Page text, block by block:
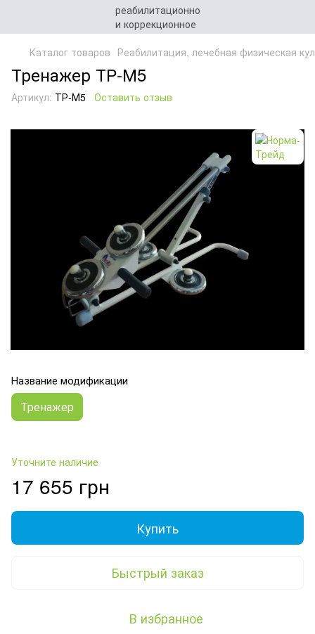
Каталог товаров Реабилитация, лечебная физическая
Тренажер ТР-М5
Артикул: ТР-М5 Оставить отзыв
Название модификации
Тренажер
Уточните наличие
17 655 грн
Купить
Быстрый заказ
В избранное